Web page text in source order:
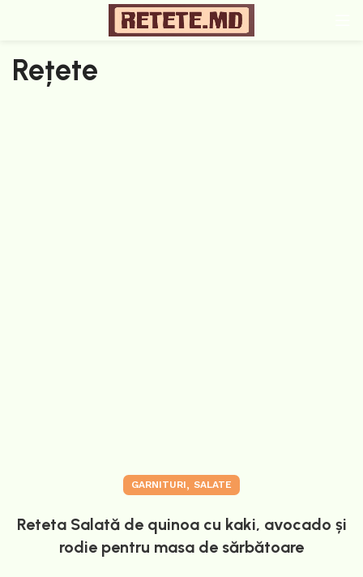
Rețete
GARNITURI, SALATE
Reteta Salată de quinoa cu kaki, avocado și
rodie pentru masa de sărbătoare